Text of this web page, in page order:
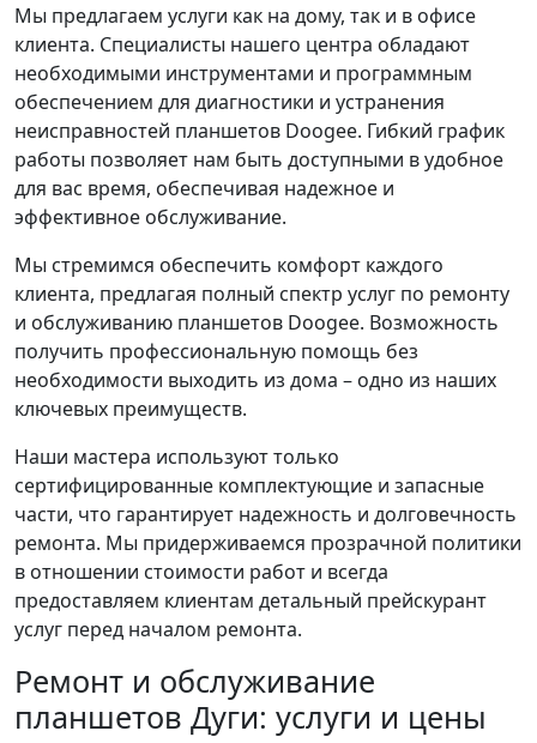
Мы предлагаем услуги как на дому, так и в офисе
клиента. Специалисты нашего центра обладают
необходимыми инструментами и программным
обеспечением для диагностики и устранения
неисправностей планшетов Doogee. Гибкий график
работы позволяет нам быть доступными в удобное
для вас время, обеспечивая надежное и
эффективное обслуживание.
Мы стремимся обеспечить комфорт каждого
клиента, предлагая полный спектр услуг по ремонту
и обслуживанию планшетов Doogee. Возможность
получить профессиональную помощь без
необходимости выходить из дома – одно из наших
ключевых преимуществ.
Наши мастера используют только
сертифицированные комплектующие и запасные
части, что гарантирует надежность и долговечность
ремонта. Мы придерживаемся прозрачной политики
в отношении стоимости работ и всегда
предоставляем клиентам детальный прейскурант
услуг перед началом ремонта.
Ремонт и обслуживание
планшетов Дуги: услуги и цены